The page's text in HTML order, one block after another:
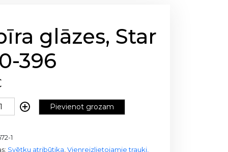
glāzes, Star
396
Pievienot grozam
1
Svētku atribūtika,Vienreizlietojamie trauki,